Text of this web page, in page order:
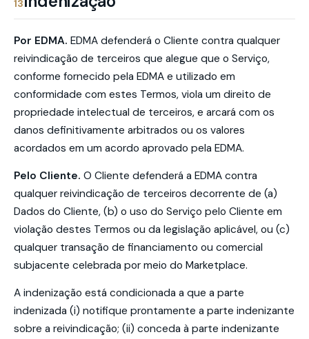
13
Por EDMA. EDMA defenderá o Cliente contra qualquer
reivindicação de terceiros que alegue que o Serviço,
conforme fornecido pela EDMA e utilizado em
conformidade com estes Termos, viola um direito de
propriedade intelectual de terceiros, e arcará com os
danos definitivamente arbitrados ou os valores
acordados em um acordo aprovado pela EDMA.
Pelo Cliente. O Cliente defenderá a EDMA contra
qualquer reivindicação de terceiros decorrente de (a)
Dados do Cliente, (b) o uso do Serviço pelo Cliente em
violação destes Termos ou da legislação aplicável, ou (c)
qualquer transação de financiamento ou comercial
subjacente celebrada por meio do Marketplace.
A indenização está condicionada a que a parte
indenizada (i) notifique prontamente a parte indenizante
sobre a reivindicação; (ii) conceda à parte indenizante